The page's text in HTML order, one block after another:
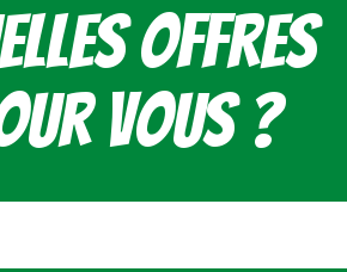
offres
vous ?